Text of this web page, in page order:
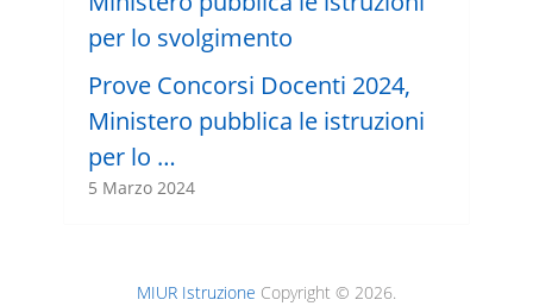
Prove Concorsi Docenti 2024,
Ministero pubblica le istruzioni
per lo …
5 Marzo 2024
MIUR Istruzione Copyright © 2026.